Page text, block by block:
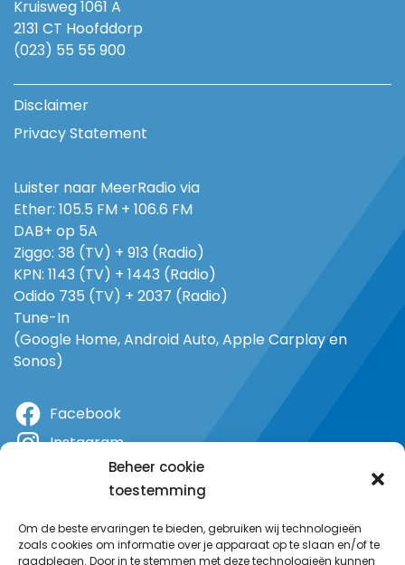
Beheer cookie
toestemming
Om de beste ervaringen te bieden, gebruiken wij technologieën
zoals cookies om informatie over je apparaat op te slaan en/of te
raadplegen. Door in te stemmen met deze technologieën kunnen
Kruisweg 1061 A
2131 CT Hoofddorp
(023) 55 55 900
Disclaimer
Privacy Statement
Luister naar MeerRadio via
Ether: 105.5 FM + 106.6 FM
DAB+ op 5A
Ziggo: 38 (TV) + 913 (Radio)
KPN: 1143 (TV) + 1443 (Radio)
Odido 735 (TV) + 2037 (Radio)
Tune-In
(Google Home, Android Auto, Apple Carplay en
Sonos)
Facebook
Instagram
YouTube